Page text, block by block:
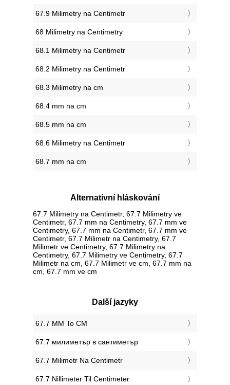
67.9 Milimetry na Centimetr
68 Milimetry na Centimetry
68.1 Milimetry na Centimetr
68.2 Milimetry na Centimetr
68.3 Milimetry na cm
68.4 mm na cm
68.5 mm na cm
68.6 Milimetry na Centimetr
68.7 mm na cm
Alternativní hláskování
67.7 Milimetry na Centimetr, 67.7 Milimetry ve
Centimetr, 67.7 mm na Centimetry, 67.7 mm ve
Centimetry, 67.7 mm na Centimetr, 67.7 mm ve
Centimetr, 67.7 Milimetr na Centimetry, 67.7
Milimetr ve Centimetry, 67.7 Milimetry na
Centimetry, 67.7 Milimetry ve Centimetry, 67.7
Milimetr na cm, 67.7 Milimetr ve cm, 67.7 mm na
cm, 67.7 mm ve cm
Další jazyky
‎67.7 MM To CM
‎67.7 милиметър в сантиметър
‎67.7 Milimetr Na Centimetr
‎67.7 Nillimeter Til Centimeter